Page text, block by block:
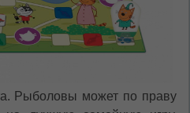
Рыболовы может по праву